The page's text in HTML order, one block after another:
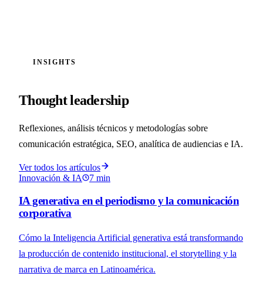
INSIGHTS
Thought leadership
Reflexiones, análisis técnicos y metodologías sobre
comunicación estratégica, SEO, analítica de audiencias e IA.
Ver todos los artículos
Innovación & IA
7 min
IA generativa en el periodismo y la comunicación
corporativa
Cómo la Inteligencia Artificial generativa está transformando
la producción de contenido institucional, el storytelling y la
narrativa de marca en Latinoamérica.